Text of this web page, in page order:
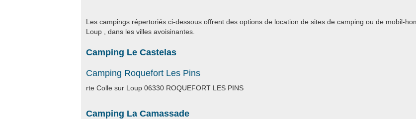
Les campings répertoriés ci-dessous offrent des options de location de sites de camping ou de mobil-
Loup , dans les villes avoisinantes.
Camping Le Castelas
Camping Roquefort Les Pins
rte Colle sur Loup 06330 ROQUEFORT LES PINS
Camping La Camassade